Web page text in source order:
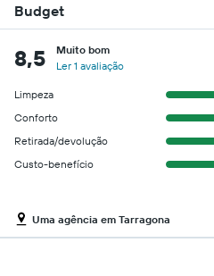
Budget
8,5
Muito bom
Ler 1 avaliação
Limpeza
Conforto
Retirada/devolução
Custo-benefício
Uma agência em Tarragona